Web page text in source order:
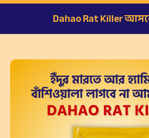
Dahao Rat Killer